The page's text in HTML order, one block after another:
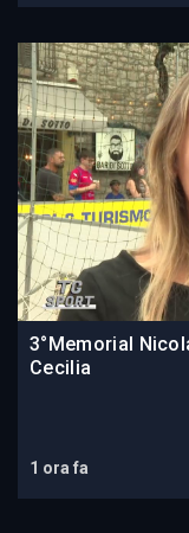
3°Memorial
Cecilia
1 ora fa